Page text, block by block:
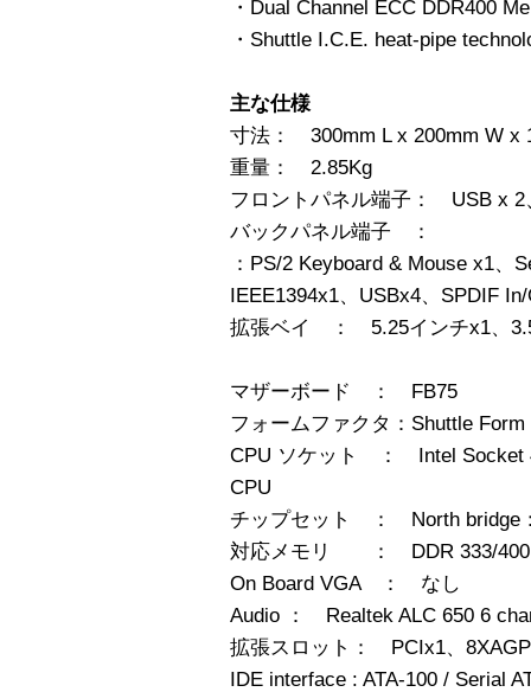
・Dual Channel ECC DDR400
・Shuttle I.C.E. heat-pipe
主な仕様
寸法： 300mm L x 200mm W x
重量： 2.85Kg
フロントパネル端子： USB x 2
バックパネル端子 ：
：PS/2 Keyboard & Mouse x1、
IEEE1394x1、USBx4、SPDIF
拡張ベイ ： 5.25インチx1、
マザーボード ： FB75
フォームファクタ：Shuttle Form
CPU ソケット ： Intel Socket
CPU
チップセット ： North bridge
対応メモリ ： DDR 333/400
On Board VGA ： なし
Audio ： Realtek ALC 650 6
拡張スロット： PCIx1、
IDE interface : ATA-100 / Serial